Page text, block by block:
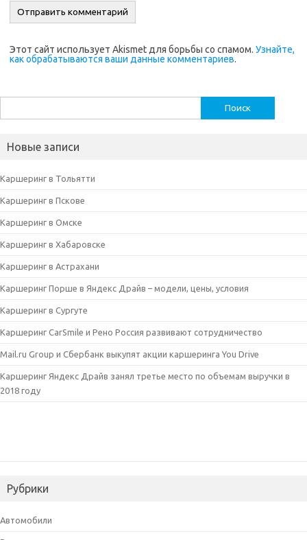
Этот сайт использует Akismet для борьбы со спамом. Узнайте,
как обрабатываются ваши данные комментариев.
Новые записи
Каршеринг в Тольятти
Каршеринг в Пскове
Каршеринг в Омске
Каршеринг в Хабаровске
Каршеринг в Астрахани
Каршеринг Порше в Яндекс Драйв – модели, цены, условия
Каршеринг в Сургуте
Каршеринг CarSmile и Рено Россия развивают сотрудничество
Mail.ru Group и Сбербанк выкупят акции каршеринга You Drive
Каршеринг Яндекс Драйв занял третье место по объемам выручки в
2018 году
Рубрики
Автомобили